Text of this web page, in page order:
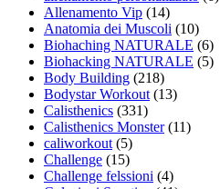
Allenamento Vip (14)
Anatomia dei Muscoli (10)
Biohaching NATURALE (6)
Biohacking NATURALE (5)
Body Building (218)
Bodystar Workout (13)
Calisthenics (331)
Calisthenics Monster(11)
caliworkout (5)
Challenge (15)
Challenge felssioni (4)